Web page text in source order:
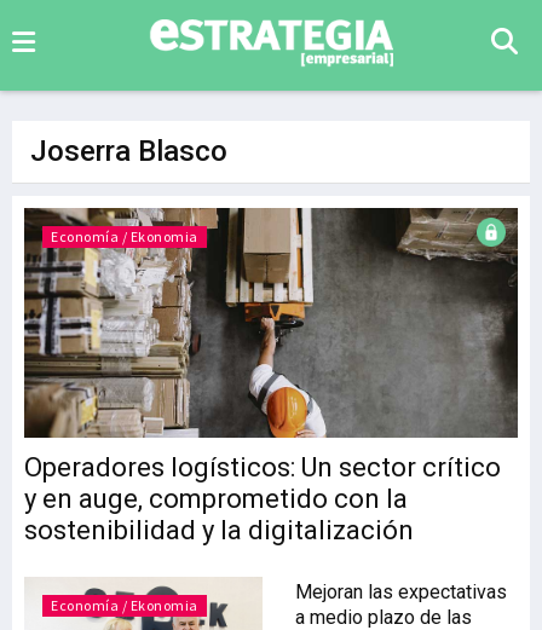
Joserra Blasco
Operadores logísticos: Un sector crítico
y en auge, comprometido con la
sostenibilidad y la digitalización
Economía / Ekonomia
Economía / Ekonomia
Mejoran las expectativas
a medio plazo de las